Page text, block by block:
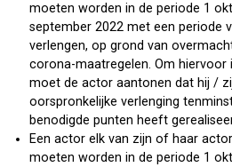
moeten worden in de periode 1
september 2022 met een periode
verlengen, op grond van
corona-maatregelen. Om hiervoor
moet de actor aantonen dat hij /
oorspronkelijke verlenging
benodigde punten heeft
Een actor elk van zijn of haar
moeten worden in de periode 1